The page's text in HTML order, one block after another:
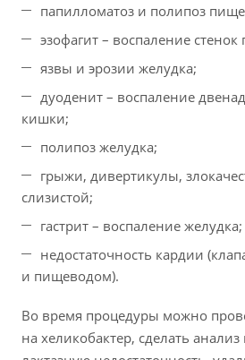
папилломатоз и полипоз
эзофагит – воспаление
язвы и эрозии желудка;
дуоденит – воспаление
кишки;
полипоз желудка;
грыжи, дивертикулы,
слизистой;
гастрит – воспаление желудка;
недостаточность кардии
и пищеводом).
Во время процедуры можно
на хеликобактер, сделать